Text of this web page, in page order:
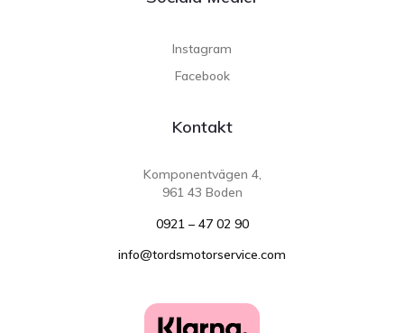
Instagram
Facebook
Kontakt
Komponentvägen 4,
961 43 Boden
0921 – 47 02 90
info@tordsmotorservice.com